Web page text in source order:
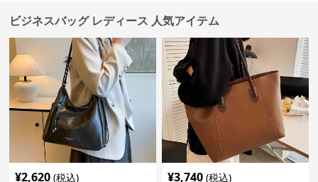
ビジネスバッグ レディース 人気アイテム
¥2,620 (税込) ¥3,740 (税込)